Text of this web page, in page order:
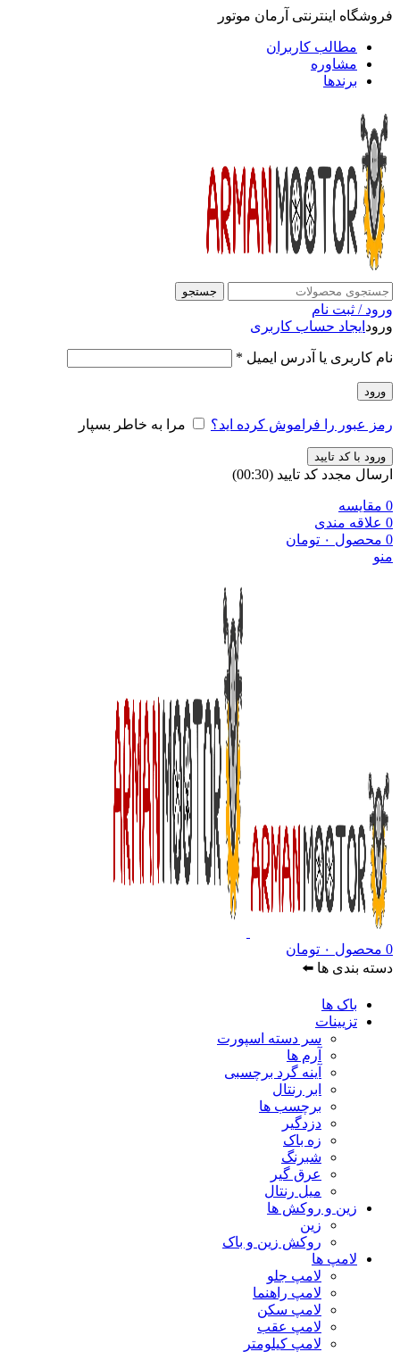
فروشگاه اینترنتی آرمان موتور
مطالب کاربران
مشاوره
برندها
جستجو
ورود / ثبت نام
ورود ایجاد حساب کاربری
نام کاربری یا آدرس ایمیل *
ورود
رمز عبور را فراموش کرده اید؟ مرا به خاطر بسپار
ورود با کد تایید
ارسال مجدد کد تایید (00:
30
)
0 مقایسه
0 علاقه مندی
0 محصول ۰ تومان
منو
0 محصول ۰ تومان
دسته بندی ها ⬅️
باک ها
تزیینات
سر دسته اسپورت
آرم ها
آینه گرد برچسبی
ابر رنتال
برچسب ها
دزدگیر
زه باک
شبرنگ
عرق گیر
میل رنتال
زین و روکش ها
زین
روکش زین و باک
لامپ ها
لامپ جلو
لامپ راهنما
لامپ سکن
لامپ عقب
لامپ کیلومتر